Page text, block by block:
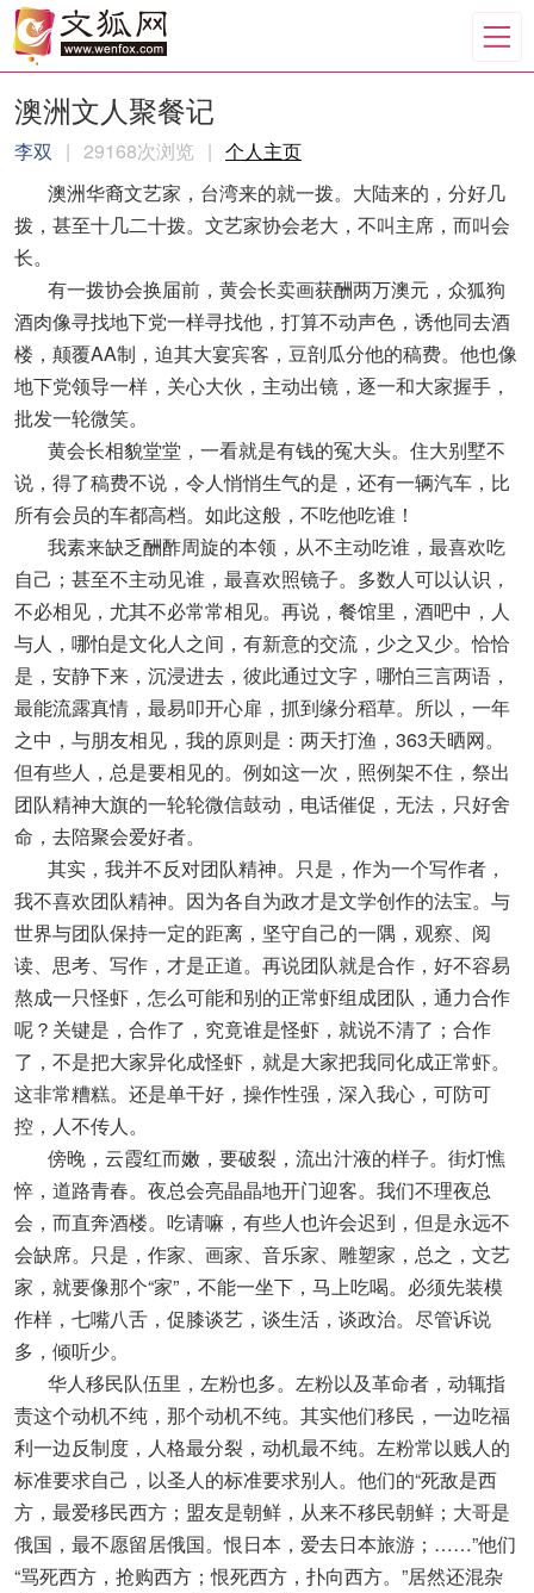
澳洲文人聚餐记
李双 | 29168次浏览 | 个人主页
澳洲华裔文艺家，台湾来的就一拨。大陆来的，分好几
拨，甚至十几二十拨。文艺家协会老大，不叫主席，而叫会
长。
有一拨协会换届前，黄会长卖画获酬两万澳元，众狐狗
酒肉像寻找地下党一样寻找他，打算不动声色，诱他同去酒
楼，颠覆AA制，迫其大宴宾客，豆剖瓜分他的稿费。他也像
地下党领导一样，关心大伙，主动出镜，逐一和大家握手，
批发一轮微笑。
黄会长相貌堂堂，一看就是有钱的冤大头。住大别墅不
说，得了稿费不说，令人悄悄生气的是，还有一辆汽车，比
所有会员的车都高档。如此这般，不吃他吃谁！
我素来缺乏酬酢周旋的本领，从不主动吃谁，最喜欢吃
自己；甚至不主动见谁，最喜欢照镜子。多数人可以认识，
不必相见，尤其不必常常相见。再说，餐馆里，酒吧中，人
与人，哪怕是文化人之间，有新意的交流，少之又少。恰恰
是，安静下来，沉浸进去，彼此通过文字，哪怕三言两语，
最能流露真情，最易叩开心扉，抓到缘分稻草。所以，一年
之中，与朋友相见，我的原则是：两天打渔，363天晒网。
但有些人，总是要相见的。例如这一次，照例架不住，祭出
团队精神大旗的一轮轮微信鼓动，电话催促，无法，只好舍
命，去陪聚会爱好者。
其实，我并不反对团队精神。只是，作为一个写作者，
我不喜欢团队精神。因为各自为政才是文学创作的法宝。与
世界与团队保持一定的距离，坚守自己的一隅，观察、阅
读、思考、写作，才是正道。再说团队就是合作，好不容易
熬成一只怪虾，怎么可能和别的正常虾组成团队，通力合作
呢？关键是，合作了，究竟谁是怪虾，就说不清了；合作
了，不是把大家异化成怪虾，就是大家把我同化成正常虾。
这非常糟糕。还是单干好，操作性强，深入我心，可防可
控，人不传人。
傍晚，云霞红而嫩，要破裂，流出汁液的样子。街灯憔
悴，道路青春。夜总会亮晶晶地开门迎客。我们不理夜总
会，而直奔酒楼。吃请嘛，有些人也许会迟到，但是永远不
会缺席。只是，作家、画家、音乐家、雕塑家，总之，文艺
家，就要像那个“家”，不能一坐下，马上吃喝。必须先装模
作样，七嘴八舌，促膝谈艺，谈生活，谈政治。尽管诉说
多，倾听少。
华人移民队伍里，左粉也多。左粉以及革命者，动辄指
责这个动机不纯，那个动机不纯。其实他们移民，一边吃福
利一边反制度，人格最分裂，动机最不纯。左粉常以贱人的
标准要求自己，以圣人的标准要求别人。他们的“死敌是西
方，最爱移民西方；盟友是朝鲜，从来不移民朝鲜；大哥是
俄国，最不愿留居俄国。恨日本，爱去日本旅游；……”他们
“骂死西方，抢购西方；恨死西方，扑向西方。”居然还混杂